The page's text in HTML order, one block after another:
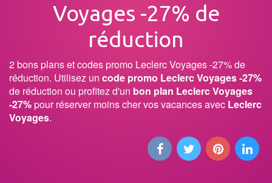
Voyages -27% de
réduction
2 bons plans et codes promo Leclerc Voyages -27% de
réduction. Utilisez un code promo Leclerc Voyages -27%
de réduction ou profitez d'un bon plan Leclerc Voyages
-27%pour réserver moins cher vos vacances avec Leclerc
Voyages.